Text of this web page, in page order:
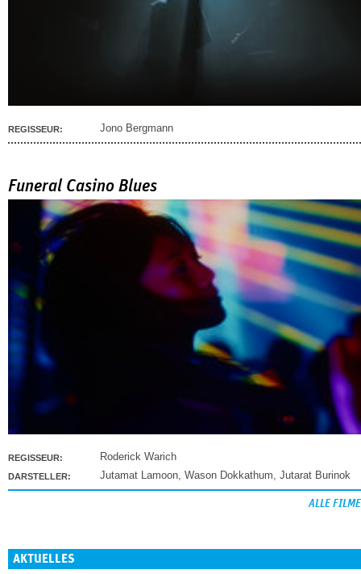
REGISSEUR: Jono Bergmann
Funeral Casino Blues
REGISSEUR: Roderick Warich
DARSTELLER: Jutamat Lamoon, Wason Dokkathum, Jutarat Burinok
ALLE FILME
AKTUELLES